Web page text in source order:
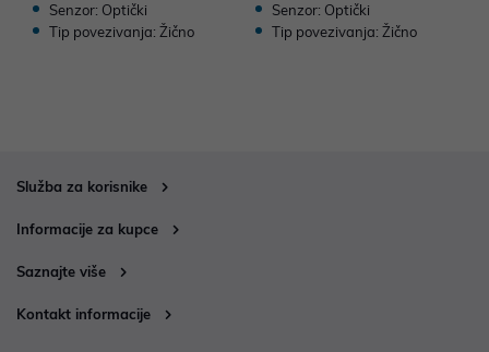
Senzor: Optički
Tip povezivanja: Žično
Senzor: Optički
Tip povezivanja: Žično
Služba za korisnike
Informacije za kupce
Saznajte više
Kontakt informacije